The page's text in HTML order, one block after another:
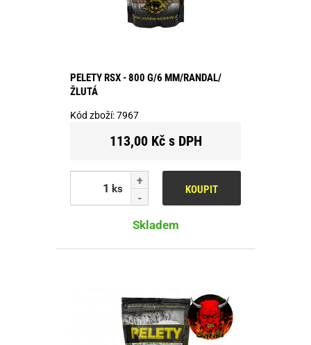
PELETY RSX - 800 G/6 MM/RANDAL/
ŽLUTÁ
Kód zboží:7967
113,00 Kč s DPH
ks KOUPIT
Skladem